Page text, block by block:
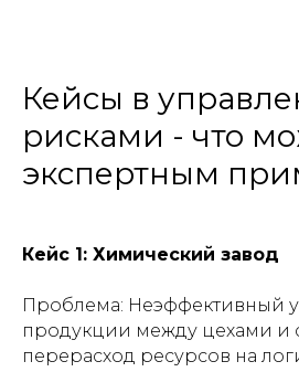
Кейсы в
рисками - что
экспертным
Кейс 1: Химический завод
Проблема: Неэффективный
продукции между цехами и
перерасход ресурсов на